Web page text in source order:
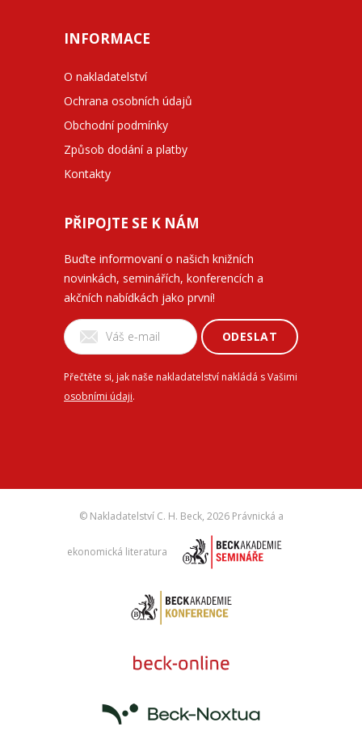
INFORMACE
O nakladatelství
Ochrana osobních údajů
Obchodní podmínky
Způsob dodání a platby
Kontakty
PŘIPOJTE SE K NÁM
Buďte informovaní o našich knižních
novinkách, seminářích, konferencích a
akčních nabídkách jako první!
ODESLAT
Přečtěte si, jak naše nakladatelství nakládá s Vašimi
osobními údaji.
© Nakladatelství C. H. Beck, 2026 Právnická a
ekonomická literatura